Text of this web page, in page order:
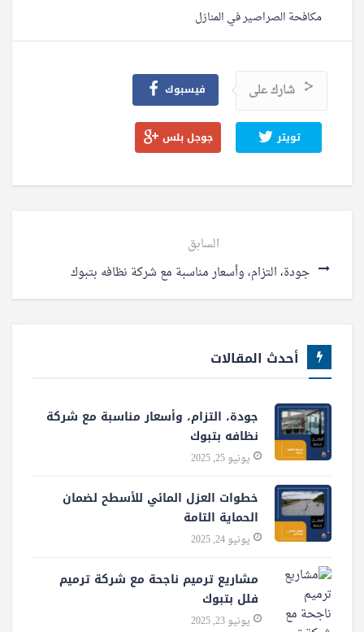
مكافحة الصراصير في المنازل
شارك على فيسبوك
تويتر جوجل بلس
السابق
جودة، التزام، وأسعار مناسبة مع شركة نظافه بتبوك
أحدث المقالات
جودة، التزام، وأسعار مناسبة مع شركة
نظافه بتبوك
يونيو 25, 2025
خطوات العزل المائي للأسطح لضمان
الحماية التامة
يونيو 24, 2025
مشاريع ترميم ناجحة مع شركة ترميم
فلل بتبوك
يونيو 23, 2025